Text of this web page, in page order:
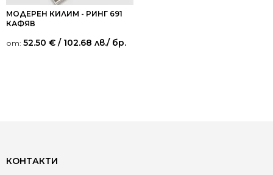
МОДЕРЕН КИЛИМ - РИНГ 691
КАФЯВ
от: 52.50 € / 102.68 лв./ бр.
КОНТАКТИ